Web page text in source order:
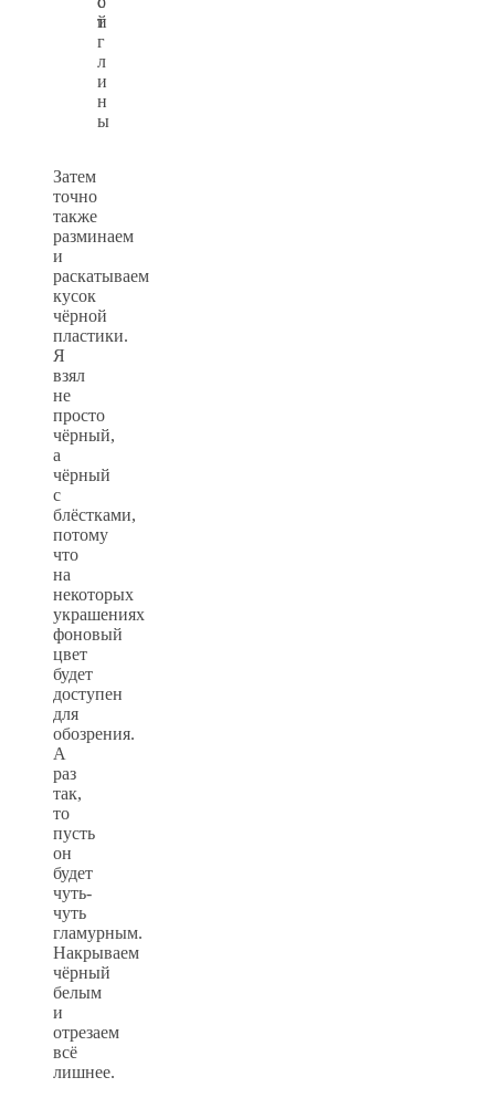
й
г
л
и
н
ы
т
Затем
точно
также
разминаем
и
раскатываем
кусок
чёрной
пластики.
Я
взял
не
просто
чёрный,
а
чёрный
с
блёстками,
потому
что
на
некоторых
украшениях
фоновый
цвет
будет
доступен
для
обозрения.
А
раз
так,
то
пусть
он
будет
чуть-
чуть
гламурным.
Накрываем
чёрный
белым
и
отрезаем
всё
лишнее.